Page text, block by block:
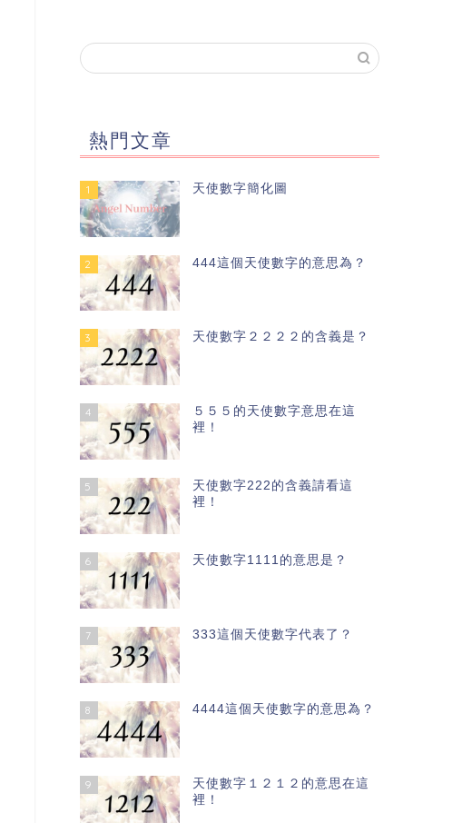
熱門文章
1 天使數字簡化圖
2 444這個天使數字的意思為？
3 天使數字２２２２的含義是？
4
５５５的天使數字意思在這
裡！
5
天使數字222的含義請看這
裡！
6 天使數字1111的意思是？
7 333這個天使數字代表了？
8 4444這個天使數字的意思為？
9
天使數字１２１２的意思在這
裡！